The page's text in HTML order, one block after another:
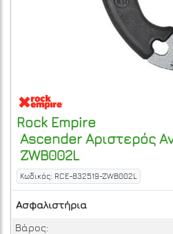
Rock Empire
Ascender Αριστερός
ZWB002L
Κωδικός: RCE-832519-ZWB002L
Ασφαλιστήρια
Βάρος: